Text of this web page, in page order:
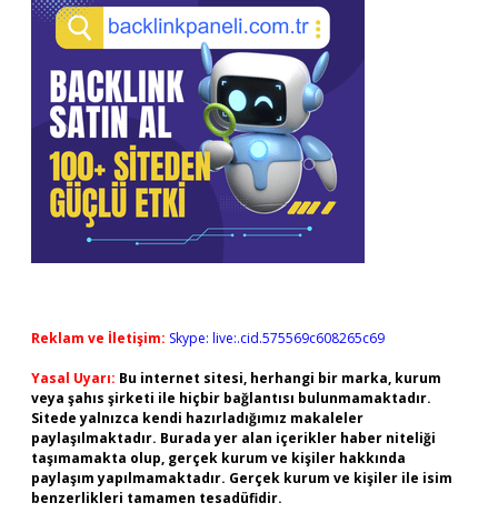
Reklam ve İletişim: Skype: live:.cid.575569c608265c69
Yasal Uyarı: Bu internet sitesi, herhangi bir marka, kurum
veya şahıs şirketi ile hiçbir bağlantısı bulunmamaktadır.
Sitede yalnızca kendi hazırladığımız makaleler
paylaşılmaktadır. Burada yer alan içerikler haber niteliği
taşımamakta olup, gerçek kurum ve kişiler hakkında
paylaşım yapılmamaktadır. Gerçek kurum ve kişiler ile isim
benzerlikleri tamamen tesadüfidir.